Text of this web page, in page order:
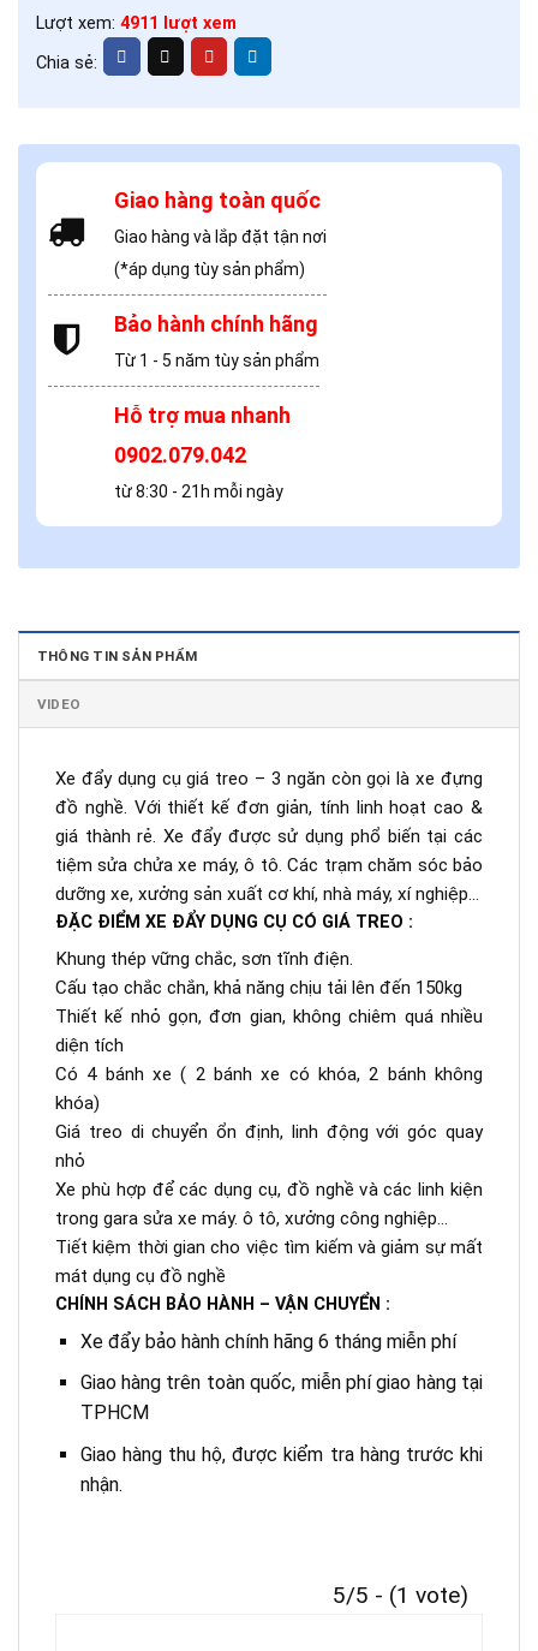
Lượt xem: 4911 lượt xem
Chia sẻ:
Giao hàng toàn quốc
Giao hàng và lắp đặt tận nơi
(*áp dụng tùy sản phẩm)
Bảo hành chính hãng
Từ 1 - 5 năm tùy sản phẩm
Hỗ trợ mua nhanh
0902.079.042
từ 8:30 - 21h mỗi ngày
THÔNG TIN SẢN PHẨM
VIDEO
Xe đẩy dụng cụ giá treo – 3 ngăn còn gọi là xe đựng
đồ nghề. Với thiết kế đơn giản, tính linh hoạt cao &
giá thành rẻ. Xe đẩy được sử dụng phổ biến tại các
tiệm sửa chửa xe máy, ô tô. Các trạm chăm sóc bảo
dưỡng xe, xưởng sản xuất cơ khí, nhà máy, xí nghiệp…
ĐẶC ĐIỂM XE ĐẨY DỤNG CỤ CÓ GIÁ TREO :
Khung thép vững chắc, sơn tĩnh điện.
Cấu tạo chắc chắn, khả năng chịu tải lên đến 150kg
Thiết kế nhỏ gọn, đơn gian, không chiêm quá nhiều
diện tích
Có 4 bánh xe ( 2 bánh xe có khóa, 2 bánh không
khóa)
Giá treo di chuyển ổn định, linh động với góc quay
nhỏ
Xe phù hợp để các dụng cụ, đồ nghề và các linh kiện
trong gara sửa xe máy. ô tô, xưởng công nghiệp…
Tiết kiệm thời gian cho việc tìm kiếm và giảm sự mất
mát dụng cụ đồ nghề
CHÍNH SÁCH BẢO HÀNH – VẬN CHUYỂN :
Xe đẩy bảo hành chính hãng 6 tháng miễn phí
Giao hàng trên toàn quốc, miễn phí giao hàng tại
TPHCM
Giao hàng thu hộ, được kiểm tra hàng trước khi
nhận.
5/5 - (1 vote)